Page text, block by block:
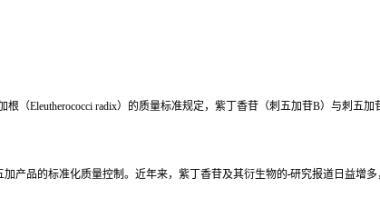
Eleutherococci radix）的质量标准规定，紫丁香苷（刺五加苷B）与刺五加
产品的标准化质量控制。近年来，紫丁香苷及其衍生物的 研究报道日益增多